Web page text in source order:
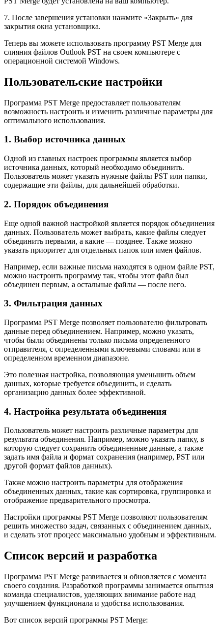
7. После завершения установки нажмите «Закрыть» для
закрытия окна установщика.
Теперь вы можете использовать программу PST Merge для
слияния файлов Outlook PST на своем компьютере с
операционной системой Windows.
Пользовательские настройки
Программа PST Merge предоставляет пользователям
возможность настроить и изменить различные параметры для
оптимального использования.
1. Выбор источника данных
Одной из главных настроек программы является выбор
источника данных, который необходимо объединить.
Пользователь может указать нужные файлы PST или папки,
содержащие эти файлы, для дальнейшей обработки.
2. Порядок объединения
Еще одной важной настройкой является порядок объединения
данных. Пользователь может выбрать, какие файлы следует
объединить первыми, а какие — позднее. Также можно
указать приоритет для отдельных папок или имен файлов.
Например, если важные письма находятся в одном файле PST,
можно настроить программу так, чтобы этот файл был
объединен первым, а остальные файлы — после него.
3. Фильтрация данных
Программа PST Merge позволяет пользователю фильтровать
данные перед объединением. Например, можно указать,
чтобы были объединены только письма определенного
отправителя, с определенными ключевыми словами или в
определенном временном диапазоне.
Это полезная настройка, позволяющая уменьшить объем
данных, которые требуется объединить, и сделать
организацию данных более эффективной.
4. Настройка результата объединения
Пользователь может настроить различные параметры для
результата объединения. Например, можно указать папку, в
которую следует сохранить объединенные данные, а также
задать имя файла и формат сохранения (например, PST или
другой формат файлов данных).
Также можно настроить параметры для отображения
объединенных данных, такие как сортировка, группировка и
отображение предварительного просмотра.
Настройки программы PST Merge позволяют пользователям
решить множество задач, связанных с объединением данных,
и сделать этот процесс максимально удобным и эффективным.
Список версий и разработка
Программа PST Merge развивается и обновляется с момента
своего создания. Разработкой программы занимается опытная
команда специалистов, уделяющих внимание работе над
улучшением функционала и удобства использования.
Вот список версий программы PST Merge: